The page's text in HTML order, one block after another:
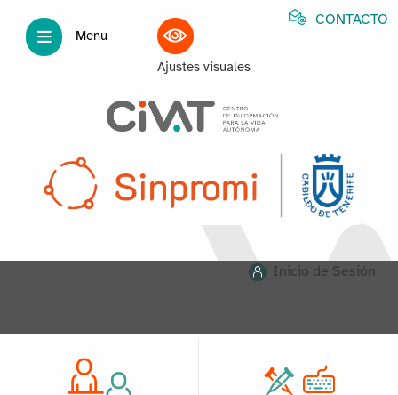
Menu
Ajustes visuales
CONTACTO
Inicio de Sesión